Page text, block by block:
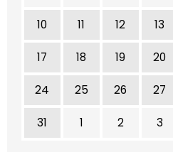
10 11 12 13
17 18 19 20
24 25 26 27
31 1 2 3